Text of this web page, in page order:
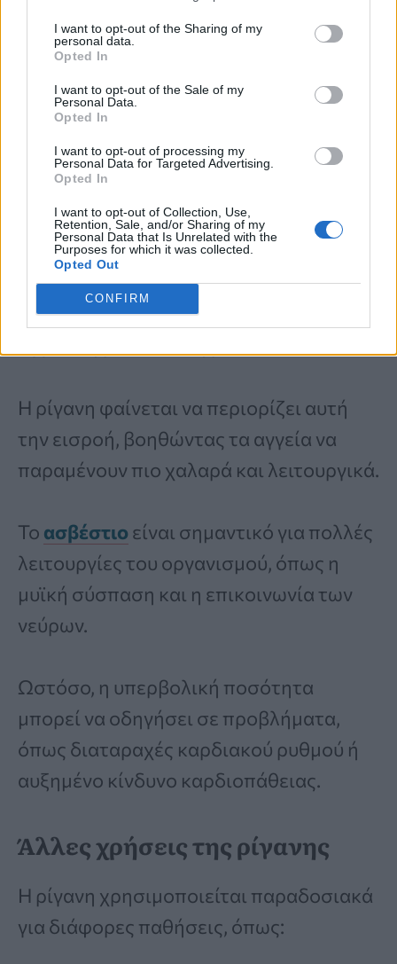
I want to opt-out of the Sharing of my
personal data.
Opted In
I want to opt-out of the Sale of my
Personal Data.
Opted In
I want to opt-out of processing my
Personal Data for Targeted Advertising.
Opted In
I want to opt-out of Collection, Use,
Retention, Sale, and/or Sharing of my
Personal Data that Is Unrelated with the
Purposes for which it was collected.
Opted Out
CONFIRM
Το πιο μυστηριώδες μπαχαρικό της
ιστορίας που μπορεί να ενισχύσει το
δέρμα
Ρόλος του ασβεστίου στα
αγγεία
Η αυξημένηεισροή ασβεστίου
κύτταρα των μυών των αγγείων μπορεί
να προκαλέσει σύσπαση και αύξηση της
Η ρίγανη φαίνεται να περιορίζει αυτή
την εισροή, βοηθώντας τα αγγεία να
παραμένουν πιο χαλαρά και λειτουργικά.
Το ασβέστιο είναι σημαντικό για πολλές
λειτουργίες του οργανισμού, όπως η
μυϊκή σύσπαση και η επικοινωνία των
νεύρων.
Ωστόσο, η υπερβολική ποσότητα
μπορεί να οδηγήσει σε προβλήματα,
όπως διαταραχές καρδιακού ρυθμού ή
αυξημένο κίνδυνο καρδιοπάθειας.
Άλλες χρήσεις της ρίγανης
Η ρίγανη χρησιμοποιείται παραδοσιακά
για διάφορες παθήσεις, όπως: